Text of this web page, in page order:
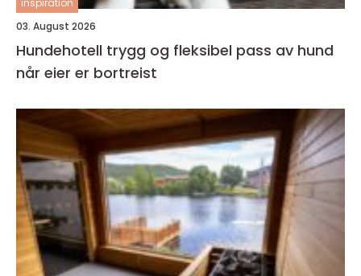
inspiration
03. August 2026
Hundehotell trygg og fleksibel pass av hund
når eier er bortreist